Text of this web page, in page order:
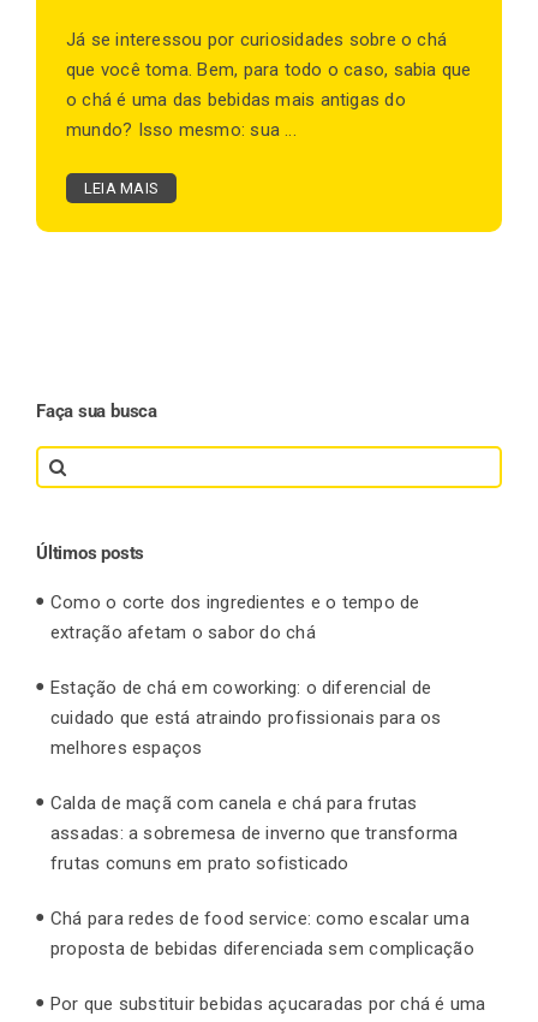
Já se interessou por curiosidades sobre o chá
que você toma. Bem, para todo o caso, sabia que
o chá é uma das bebidas mais antigas do
mundo? Isso mesmo: sua ...
LEIA MAIS
Faça sua busca
Search
for:
Últimos posts
Como o corte dos ingredientes e o tempo de
extração afetam o sabor do chá
Estação de chá em coworking: o diferencial de
cuidado que está atraindo profissionais para os
melhores espaços
Calda de maçã com canela e chá para frutas
assadas: a sobremesa de inverno que transforma
frutas comuns em prato sofisticado
Chá para redes de food service: como escalar uma
proposta de bebidas diferenciada sem complicação
Por que substituir bebidas açucaradas por chá é uma